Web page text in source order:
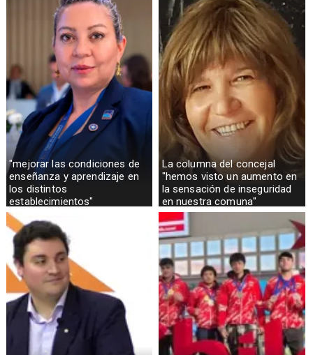
"mejorar las condiciones de
enseñanza y aprendizaje en
los distintos
establecimientos"
La columna del concejal
"hemos visto un aumento en
la sensación de inseguridad
en nuestra comuna"